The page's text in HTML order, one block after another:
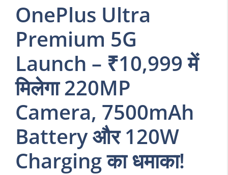
OnePlus Ultra
Premium 5G
Launch – ₹10,999 में
मिलेगा 220MP
Camera, 7500mAh
Battery और 120W
Charging का धमाका!